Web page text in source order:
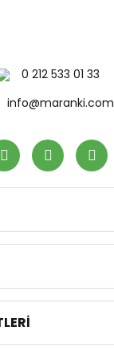
0 212 533 01 33
info@maranki.com